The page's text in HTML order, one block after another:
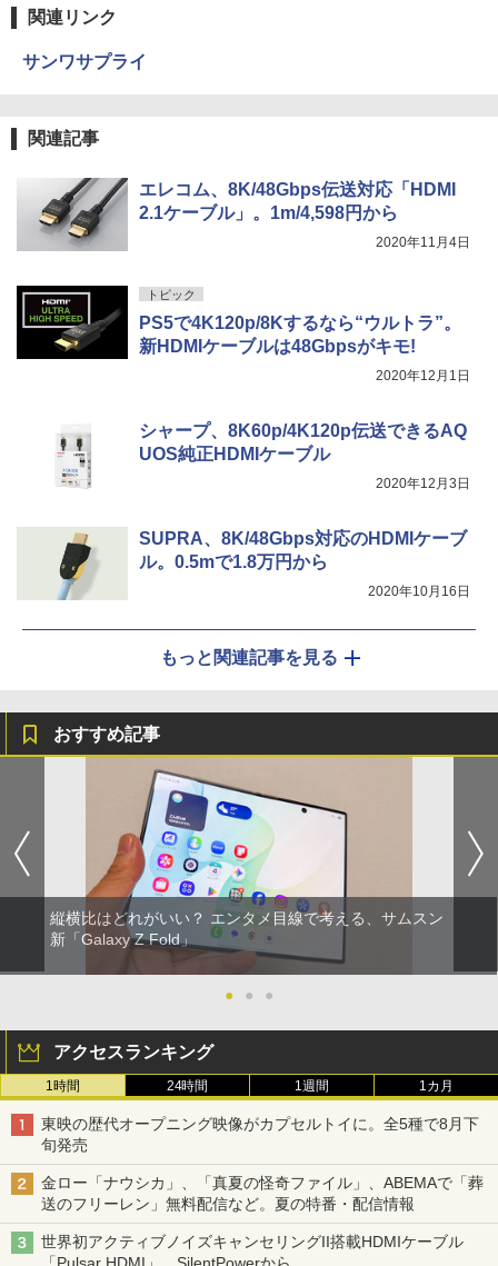
関連リンク
サンワサプライ
関連記事
エレコム、8K/48Gbps伝送対応「HDMI
2.1ケーブル」。1m/4,598円から
2020年11月4日
トピック
PS5で4K120p/8Kするなら“ウルトラ”。
新HDMIケーブルは48Gbpsがキモ!
2020年12月1日
シャープ、8K60p/4K120p伝送できるAQ
UOS純正HDMIケーブル
2020年12月3日
SUPRA、8K/48Gbps対応のHDMIケーブ
ル。0.5mで1.8万円から
2020年10月16日
もっと関連記事を見る
おすすめ記事
縦横比はどれがいい？ エンタメ目線で考える、サムスン
新「Galaxy Z Fold」
● ● ●
アクセスランキング
1時間 24時間 1週間 1カ月
東映の歴代オープニング映像がカプセルトイに。全5種で8月下
旬発売
金ロー「ナウシカ」、「真夏の怪奇ファイル」、ABEMAで「葬
送のフリーレン」無料配信など。夏の特番・配信情報
世界初アクティブノイズキャンセリングII搭載HDMIケーブル
「Pulsar HDMI」。SilentPowerから